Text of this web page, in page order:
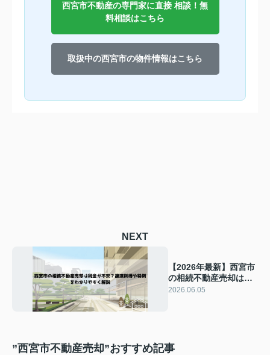
西宮市不動産の専門家に直接 相談！無
料相談はこちら
取扱中の西宮市の物件情報はこちら
NEXT
【2026年最新】西宮市
の相続不動産売却は税
金が不安？譲渡所得や
2026.06.05
”西宮市不動産売却”おすすめ記事